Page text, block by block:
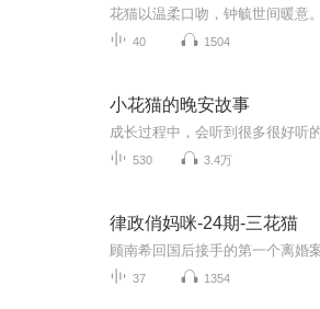
40 1504
小花猫的晚安故事
530 3.4万
律政俏妈咪-24期-三花猫
37 1354